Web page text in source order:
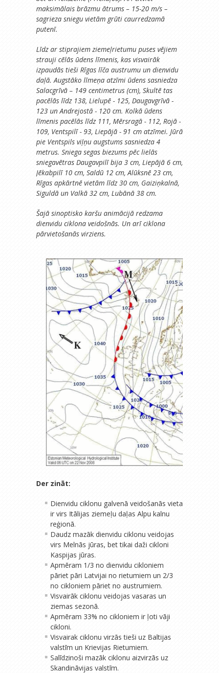
maksimālais brāzmu ātrums – 15-20 m/s –
sagrieza sniegu vietām grūti caurredzamā
putenī.
Līdz ar stiprajiem ziemeļrietumu puses vējiem
strauji cēlās ūdens līmenis, kas visvairāk
izpaudās tieši Rīgas līča austrumu un dienvidu
daļā. Augstāko līmeņa atzīmi ūdens sasniedza
Salacgrīvā – 149 centimetrus (cm), Skultē tas
pacēlās līdz 138, Lielupē - 125, Daugavgrīvā -
123 un Andrejostā - 120 cm. Kolkā ūdens
līmenis pacēlās līdz 111, Mērsragā - 112, Rojā -
109, Ventspilī - 93, Liepājā - 91 cm atzīmei. Jūrā
pie Ventspils viļņu augstums sasniedza 4
metrus. Sniega segas biezums pēc lielās
sniegavētras Daugavpilī bija 3 cm, Liepājā 6 cm,
Jēkabpilī 10 cm, Saldū 12 cm, Alūksnē 23 cm,
Rīgas apkārtnē vietām līdz 30 cm, Gaiziņkalnā,
Siguldā un Valkā 32 cm, Lubānā 38 cm.
Šajā sinoptisko karšu animācijā redzama
dienvidu ciklona veidošnās. Un arī ciklona
pārvietošanās virziens.
Der zināt:
Dienvidu ciklonu galvenā veidošanās vieta
ir virs Itālijas ziemeļu daļas Alpu kalnu
reģionā.
Daudz mazāk dienvidu ciklonu veidojas
virs Melnās jūras, bet tikai daži cikloni
Kaspijas jūras.
Apmēram 1/3 no dienvidu cikloniem
pāriet pāri Latvijai no rietumiem un 2/3
no cikloniem pāriet no austrumiem.
Visvairāk ciklonu veidojas vasaras un
ziemas sezonā.
Apmēram 33% no cikloniem ir ļoti vāji
cikloni.
Visvairak ciklonu virzās tieši uz Baltijas
valstīm un Krievijas Rietumiem.
Salīdzinoši mazāk ciklonu aizvirzās uz
Skandināvijas valstīm.